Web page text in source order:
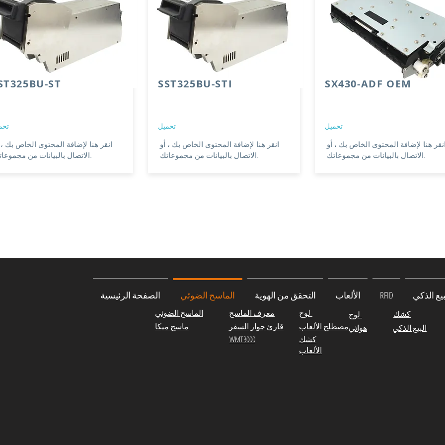
ST
انقر هنا لإضافة المحتوى الخاص بك ،
الاتصال بالبيانات من مجموعاتك.
SST325BU-STI
تحميل
انقر هنا لإضافة المحتوى الخاص بك ، أو
الاتصال بالبيانات من مجموعاتك.
SX430-ADF OEM
تحميل
هنا لإضافة المحتوى الخاص بك ، أو
الاتصال بالبيانات من مجموعاتك.
الصفحة الرئيسية الماسح الضوئي التحقق من الهوية الألعاب RFID الذكي
الماسح الضوئي
ماسح ميكا
معرف الماسح
قارئ جواز السفر
WMT3000
مصطلح الألعاب.
هوائي
كشك
الألعاب
كشك
البيع الذكي